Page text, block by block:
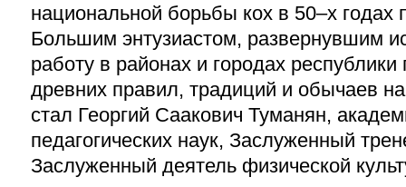
национальной борьбы кох в 50–х годах
Большим энтузиастом, развернувшим
работу в районах и городах
древних правил, традиций и обычаев
стал Георгий Саакович Туманян,
педагогических наук, Заслуженный
Заслуженный деятель физической